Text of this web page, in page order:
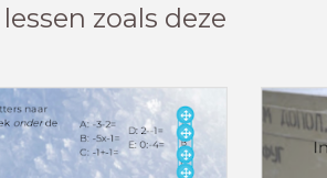
zoals deze